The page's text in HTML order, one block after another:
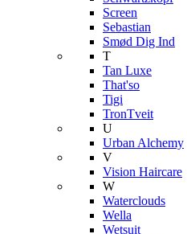
Screen
Sebastian
Smød Dig Ind
T
Tan Luxe
That'so
Tigi
TronTveit
U
Urban Alchemy
V
Vision Haircare
W
Waterclouds
Wella
Wetsuit